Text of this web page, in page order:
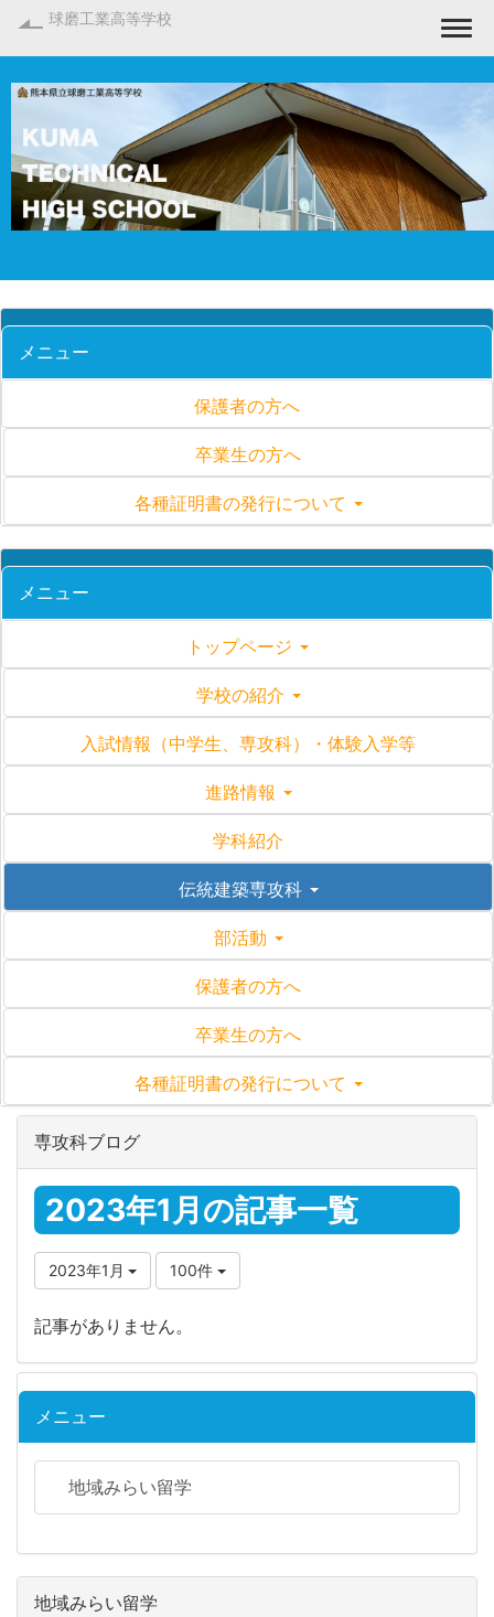
球磨工業高等学校
メニュー
保護者の方へ
卒業生の方へ
各種証明書の発行について
メニュー
トップページ
学校の紹介
入試情報（中学生、専攻科）・体験入学等
進路情報
学科紹介
伝統建築専攻科
部活動
保護者の方へ
卒業生の方へ
各種証明書の発行について
専攻科ブログ
2023年1月の記事一覧
2023年1月 100件
記事がありません。
メニュー
地域みらい留学
地域みらい留学